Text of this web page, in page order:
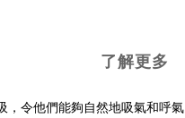
了解更多
，令他們能夠自然地吸氣和呼氣